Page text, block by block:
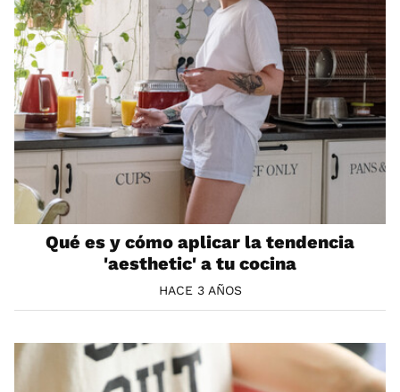
Qué es y cómo aplicar la tendencia
'aesthetic' a tu cocina
HACE 3 AÑOS